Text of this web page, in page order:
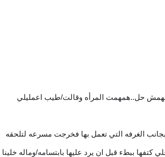
حل..همهمت المرأه وقالت/طيب اعمليلي
الغرفه التي تعمل بها فخرجت مسرعه لتلحقه
ببطء قبل ان يرد عليها بابتسامه/وماله خلينا